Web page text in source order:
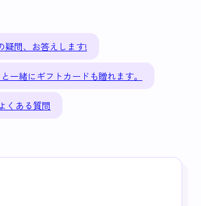
疑問、お答えします!
一緒にギフトカードも贈れます。
よくある質問